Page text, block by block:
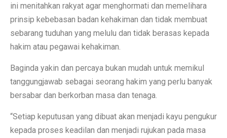
ini menitahkan rakyat agar menghormati dan memelihara
prinsip kebebasan badan kehakiman dan tidak membuat
sebarang tuduhan yang melulu dan tidak berasas kepada
hakim atau pegawai kehakiman.
Baginda yakin dan percaya bukan mudah untuk memikul
tanggungjawab sebagai seorang hakim yang perlu banyak
bersabar dan berkorban masa dan tenaga.
“Setiap keputusan yang dibuat akan menjadi kayu pengukur
kepada proses keadilan dan menjadi rujukan pada masa